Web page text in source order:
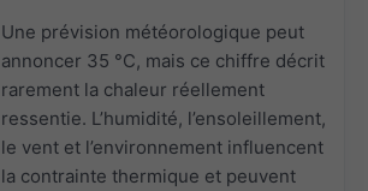
Une prévision météorologique peut
annoncer 35 °C, mais ce chiffre décrit
rarement la chaleur réellement
ressentie. L’humidité, l’ensoleillement,
le vent et l’environnement influencent
la contrainte thermique et peuvent